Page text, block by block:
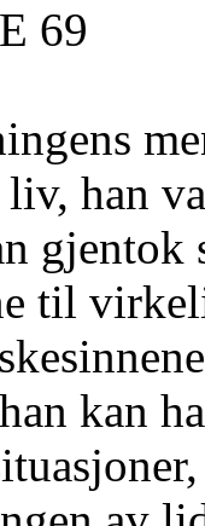
69
han
gjentok
til
kan